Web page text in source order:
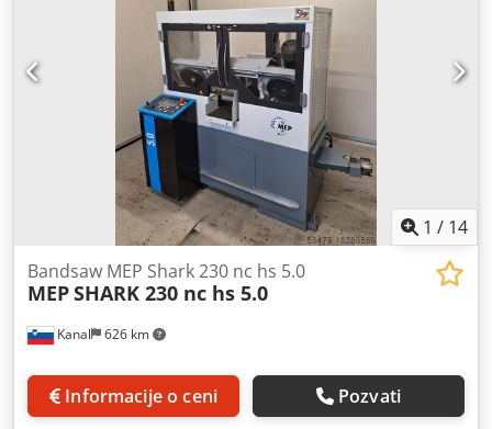
1 / 14
Kanal 626 km
Bandsaw MEP Shark 230 nc hs 5.0
MEPSHARK 230 nc hs 5.0
Informacije o ceni Pozvati